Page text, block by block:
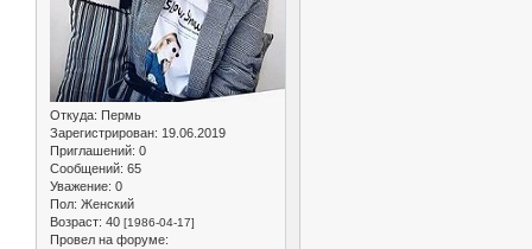
Откуда: Пермь
Зарегистрирован: 19.06.2019
Приглашений: 0
Сообщений: 65
Уважение: 0
Пол: Женский
Возраст: 40 [1986-04-17]
Провел на форуме: